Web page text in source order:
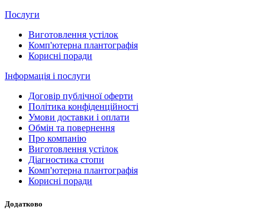
Послуги
Виготовлення устілок
Комп'ютерна плантографія
Корисні поради
Інформація і послуги
Договір публічної оферти
Політика конфіденційності
Умови доставки і оплати
Обмін та повернення
Про компанію
Виготовлення устілок
Діагностика стопи
Комп'ютерна плантографія
Корисні поради
Додатково